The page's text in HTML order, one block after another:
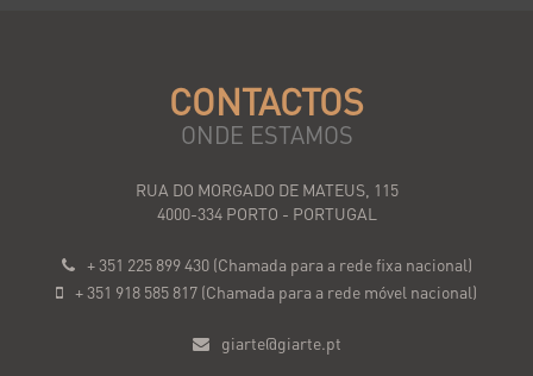
CONTACTOS
ONDE ESTAMOS
RUA DO MORGADO DE MATEUS, 115
4000-334 PORTO - PORTUGAL
+ 351 225 899 430 (Chamada para a rede fixa nacional)
+ 351 918 585 817 (Chamada para a rede móvel nacional)
giarte@giarte.pt